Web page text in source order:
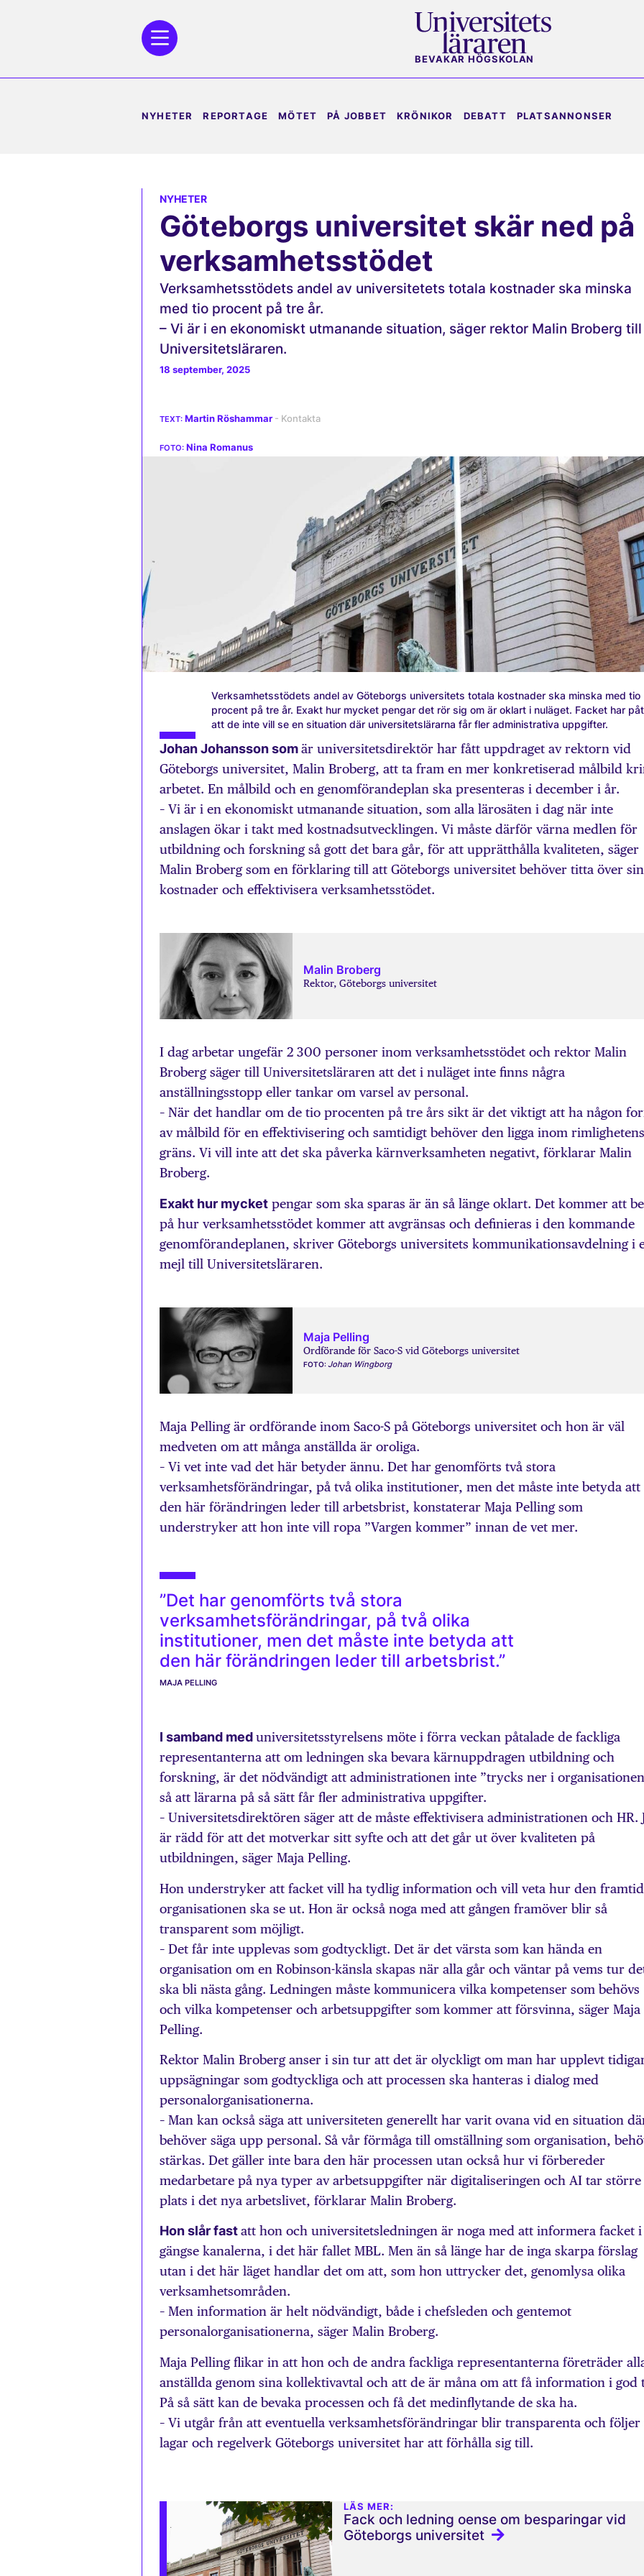
BEVAKAR HÖGSKOLAN
NYHETER REPORTAGE MÖTET PÅ JOBBET KRÖNIKOR DEBATT PLATSANNONSER
NYHETER
Göteborgs universitet skär ned på
verksamhetsstödet
Verksamhetsstödets andel av universitetets totala kostnader ska minska
med tio procent på tre år.
– Vi är i en ekonomiskt utmanande situation, säger rektor Malin Broberg till
Universitetsläraren.
18 september, 2025
Martin Röshammar
Nina Romanus
Verksamhetsstödets andel av Göteborgs universitets totala kostnader ska minska med tio
procent på tre år. Exakt hur mycket pengar det rör sig om är oklart i nuläget. Facket har
att de inte vill se en situation där universitetslärarna får fler administrativa uppgifter.
Johan Johansson somär universitetsdirektör har fått uppdraget av rektorn vid
Göteborgs universitet, Malin Broberg, att ta fram en mer konkretiserad målbild
arbetet. En målbild och en genomförandeplan ska presenteras i december i år.
– Vi är i en ekonomiskt utmanande situation, som alla lärosäten i dag när inte
anslagen ökar i takt med kostnadsutvecklingen. Vi måste därför värna medlen för
utbildning och forskning så gott det bara går, för att upprätthålla kvaliteten, säger
Malin Broberg som en förklaring till att Göteborgs universitet behöver titta över
kostnader och effektivisera verksamhetsstödet.
Malin Broberg
Rektor, Göteborgs universitet
I dag arbetar ungefär 2 300 personer inom verksamhetsstödet och rektor Malin
Broberg säger till Universitetsläraren att det i nuläget inte finns några
anställningsstopp eller tankar om varsel av personal.
– När det handlar om de tio procenten på tre års sikt är det viktigt att ha någon
av målbild för en effektivisering och samtidigt behöver den ligga inom rimlighetens
gräns. Vi vill inte att det ska påverka kärnverksamheten negativt, förklarar Malin
Broberg.
Exakt hur mycket pengar som ska sparas är än så länge oklart. Det kommer att
på hur verksamhetsstödet kommer att avgränsas och definieras i den kommande
genomförandeplanen, skriver Göteborgs universitets kommunikationsavdelning i
mejl till Universitetsläraren.
Maja Pelling
Ordförande för Saco-S vid Göteborgs universitet
FOTO:Johan Wingborg
Maja Pelling är ordförande inom Saco-S på Göteborgs universitet och hon är väl
medveten om att många anställda är oroliga.
– Vi vet inte vad det här betyder ännu. Det har genomförts två stora
verksamhetsförändringar, på två olika institutioner, men det måste inte betyda att
den här förändringen leder till arbetsbrist, konstaterar Maja Pelling som
understryker att hon inte vill ropa ”Vargen kommer” innan de vet mer.
”Det har genomförts två stora
verksamhetsförändringar, på två olika
institutioner, men det måste inte betyda att
den här förändringen leder till arbetsbrist.”
MAJA PELLING
I samband meduniversitetsstyrelsens möte i förra veckan påtalade de fackliga
representanterna att om ledningen ska bevara kärnuppdragen utbildning och
forskning, är det nödvändigt att administrationen inte ”trycks ner i
så att lärarna på så sätt får fler administrativa uppgifter.
– Universitetsdirektören säger att de måste effektivisera administrationen och HR.
är rädd för att det motverkar sitt syfte och att det går ut över kvaliteten på
utbildningen, säger Maja Pelling.
Hon understryker att facket vill ha tydlig information och vill veta hur den
organisationen ska se ut. Hon är också noga med att gången framöver blir så
transparent som möjligt.
– Det får inte upplevas som godtyckligt. Det är det värsta som kan hända en
organisation om en Robinson-känsla skapas när alla går och väntar på vems tur
ska bli nästa gång. Ledningen måste kommunicera vilka kompetenser som behövs
och vilka kompetenser och arbetsuppgifter som kommer att försvinna, säger Maja
Pelling.
Rektor Malin Broberg anser i sin tur att det är olyckligt om man har upplevt
uppsägningar som godtyckliga och att processen ska hanteras i dialog med
personalorganisationerna.
– Man kan också säga att universiteten generellt har varit ovana vid en situation
behöver säga upp personal. Så vår förmåga till omställning som organisation,
stärkas. Det gäller inte bara den här processen utan också hur vi förbereder
medarbetare på nya typer av arbetsuppgifter när digitaliseringen och AI tar större
plats i det nya arbetslivet, förklarar Malin Broberg.
Hon slår fastatt hon och universitetsledningen är noga med att informera facket i
gängse kanalerna, i det här fallet MBL. Men än så länge har de inga skarpa förslag
utan i det här läget handlar det om att, som hon uttrycker det, genomlysa olika
verksamhetsområden.
– Men information är helt nödvändigt, både i chefsleden och gentemot
personalorganisationerna, säger Malin Broberg.
Maja Pelling flikar in att hon och de andra fackliga representanterna företräder
anställda genom sina kollektivavtal och att de är måna om att få information i god
På så sätt kan de bevaka processen och få det medinflytande de ska ha.
– Vi utgår från att eventuella verksamhetsförändringar blir transparenta och följer
lagar och regelverk Göteborgs universitet har att förhålla sig till.
LÄS MER:
Fack och ledning oense om besparingar vid
Göteborgs universitet